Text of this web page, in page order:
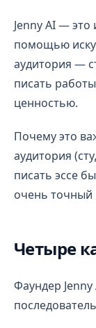
Jenny AI — это
помощью
аудитория —
писать
ценностью.
Почему это
аудитория
писать эссе
очень точный
Четыре
Фаундер